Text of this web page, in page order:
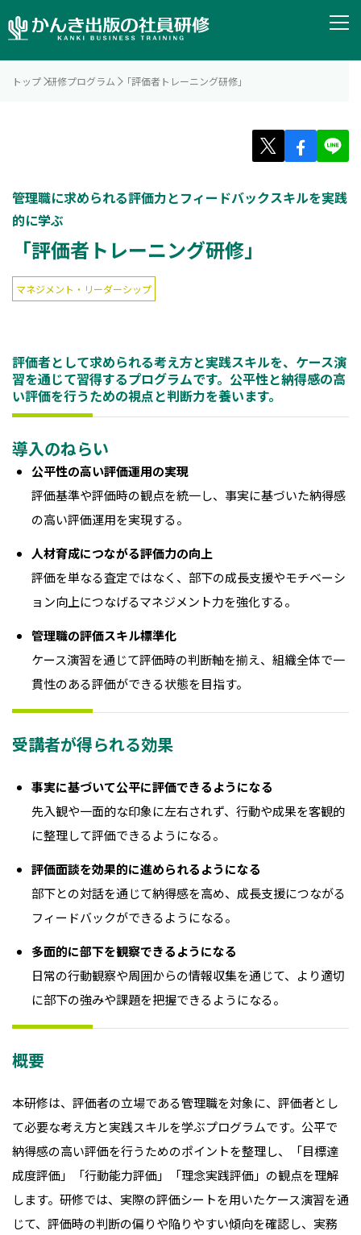
トップ 研修プログラム 「評価者トレーニング研修」
管理職に求められる評価力とフィードバックスキルを実践
的に学ぶ
「評価者トレーニング研修」
マネジメント・リーダーシップ
評価者として求められる考え方と実践スキルを、ケース演
習を通じて習得するプログラムです。公平性と納得感の高
い評価を行うための視点と判断力を養います。
導入のねらい
公平性の高い評価運用の実現
評価基準や評価時の観点を統一し、事実に基づいた納得感
の高い評価運用を実現する。
人材育成につながる評価力の向上
評価を単なる査定ではなく、部下の成長支援やモチベーシ
ョン向上につなげるマネジメント力を強化する。
管理職の評価スキル標準化
ケース演習を通じて評価時の判断軸を揃え、組織全体で一
貫性のある評価ができる状態を目指す。
受講者が得られる効果
事実に基づいて公平に評価できるようになる
先入観や一面的な印象に左右されず、行動や成果を客観的
に整理して評価できるようになる。
評価面談を効果的に進められるようになる
部下との対話を通じて納得感を高め、成長支援につながる
フィードバックができるようになる。
多面的に部下を観察できるようになる
日常の行動観察や周囲からの情報収集を通じて、より適切
に部下の強みや課題を把握できるようになる。
概要
本研修は、評価者の立場である管理職を対象に、評価者とし
て必要な考え方と実践スキルを学ぶプログラムです。公平で
納得感の高い評価を行うためのポイントを整理し、「目標達
成度評価」「行動能力評価」「理念実践評価」の観点を理解
します。研修では、実際の評価シートを用いたケース演習を通
じて、評価時の判断の偏りや陥りやすい傾向を確認し、実務